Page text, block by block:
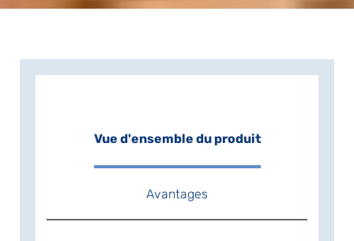
Vue d'ensemble du produit
Avantages